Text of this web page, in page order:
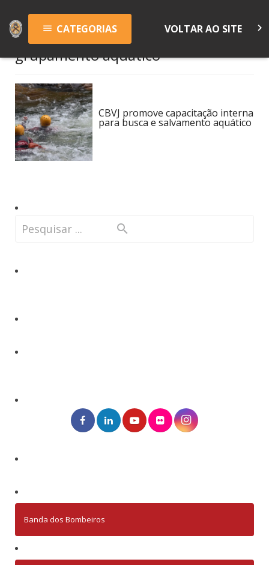
menu CATEGORIAS VOLTAR AO SITE keyboard_arrow_right
grupamento aquático
CBVJ promove capacitação interna
para busca e salvamento aquático
Banda dos Bombeiros